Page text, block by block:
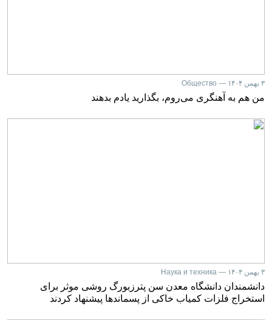
۳ بهمن ۱۴۰۴ — Общество
من هم به آهنگری می‌روم، بگذارید یادم بدهند
۳ بهمن ۱۴۰۴ — Наука и техника
دانشمندان دانشگاه معدن سن پترزبورگ روشی موثر برای
استخراج فلزات کمیاب خاکی از پسماندها پیشنهاد کردند